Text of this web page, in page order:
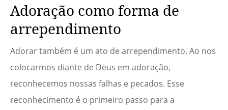
Adoração como forma de
arrependimento
Adorar também é um ato de arrependimento. Ao nos
colocarmos diante de Deus em adoração,
reconhecemos nossas falhas e pecados. Esse
reconhecimento é o primeiro passo para a